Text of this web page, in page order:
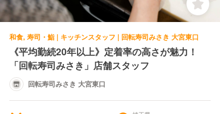
和食, 寿司・鮨 | キッチンスタッフ | 回転寿司みさき 大宮東口
《平均勤続20年以上》定着率の高さが魅力！
「回転寿司みさき」店舗スタッフ
回転寿司みさき 大宮東口